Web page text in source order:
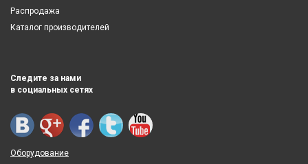
Распродажа
Каталог производителей
Следите за нами
в социальных сетях
Оборудование